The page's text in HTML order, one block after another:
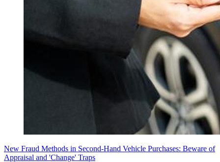
New Fraud Methods in Second-Hand Vehicle Purchases: Beware of
Appraisal and 'Change' Traps